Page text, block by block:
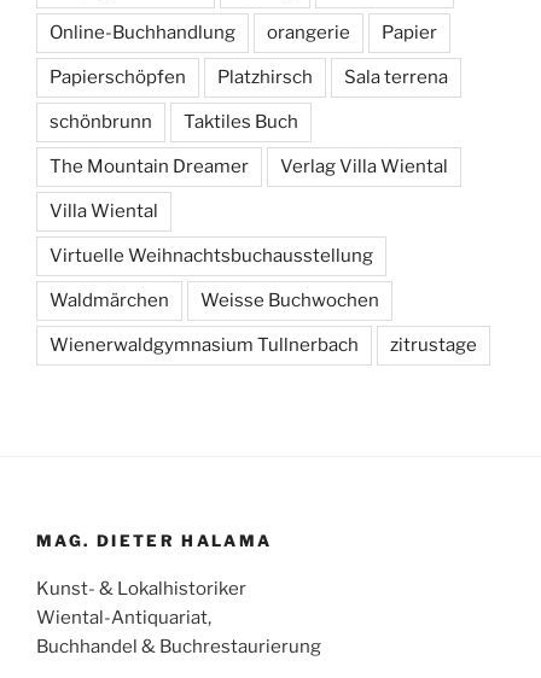
Online-Buchhandlung orangerie Papier
Papierschöpfen Platzhirsch Sala terrena
schönbrunn Taktiles Buch
The Mountain Dreamer Verlag Villa Wiental
Villa Wiental
Virtuelle Weihnachtsbuchausstellung
Waldmärchen Weisse Buchwochen
Wienerwaldgymnasium Tullnerbach zitrustage
MAG. DIETER HALAMA
Kunst- & Lokalhistoriker
Wiental-Antiquariat,
Buchhandel & Buchrestaurierung